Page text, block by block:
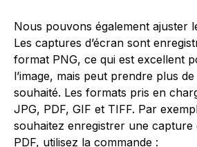
Nous pouvons également ajuster
Les captures d’écran sont
format PNG, ce qui est excellent
l’image, mais peut prendre plus
souhaité. Les formats pris en
JPG, PDF, GIF et TIFF. Par
souhaitez enregistrer une capture
PDF, utilisez la commande :